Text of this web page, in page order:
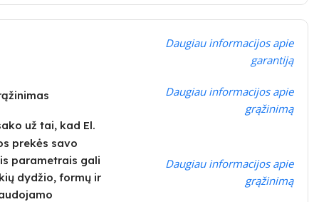
Daugiau informacijos apie
garantiją
Daugiau informacijos apie
grąžinimą
už tai, kad El.
prekės savo
parametrais gali
dydžio, formų ir
Daugiau informacijos apie
grąžinimą